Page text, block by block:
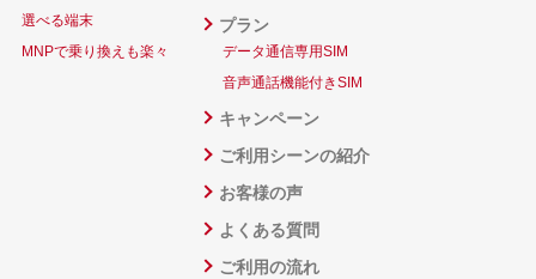
選べる端末
MNPで乗り換えも楽々
プラン
データ通信専用SIM
音声通話機能付きSIM
キャンペーン
ご利用シーンの紹介
お客様の声
よくある質問
ご利用の流れ